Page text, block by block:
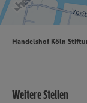
Handelshof Köln
Weitere Stellen